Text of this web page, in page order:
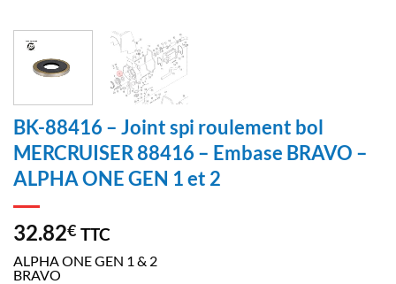
BK-88416 – Joint spi roulement bol
MERCRUISER 88416 – Embase BRAVO –
ALPHA ONE GEN 1 et 2
32.82€ TTC
ALPHA ONE GEN 1 & 2
BRAVO